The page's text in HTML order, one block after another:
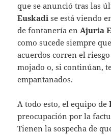
que se anunció tras las
Euskadi se está viendo
de fontanería enAjuria
como sucede siempre
acuerdos corren el
mojado o, si continúan,
empantanados.
A todo esto, el equipo de
preocupación por la
Tienen la sospecha de